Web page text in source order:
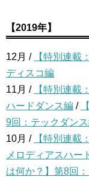
【2019年】
12月 /
【特別連載
ディスコ編
11月 /
【特別連載
ハードダンス編 /
9回：テックダン
10月 /
【特別連載
メロディアスハー
は何か？】第8回